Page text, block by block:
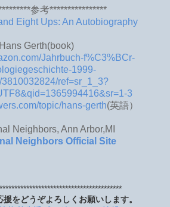
参考****************
Eight Ups: An Autobiography
Hans Gerth(book)
Jahrbuch-f%C3%BCr-
1999-
ref=sr_1_3?
3
topic/hans-gerth(英語）
Neighbors, Ann Arbor,MI
Neighbors Official Site
をどうぞよろしくお願いします。